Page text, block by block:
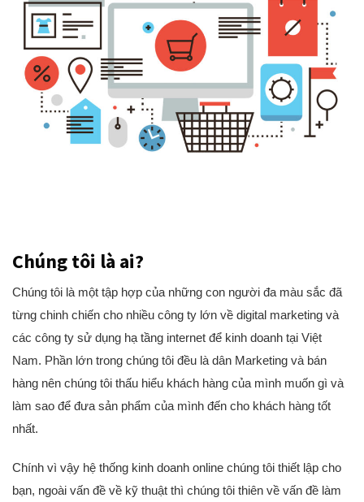
Chúng tôi là ai?
Chúng tôi là một tập hợp của những con người đa màu sắc đã
từng chinh chiến cho nhiều công ty lớn về digital marketing và
các công ty sử dụng hạ tầng internet để kinh doanh tại Việt
Nam. Phần lớn trong chúng tôi đều là dân Marketing và bán
hàng nên chúng tôi thấu hiểu khách hàng của mình muốn gì và
làm sao để đưa sản phẩm của mình đến cho khách hàng tốt
nhất.
Chính vì vậy hệ thống kinh doanh online chúng tôi thiết lập cho
bạn, ngoài vấn đề về kỹ thuật thì chúng tôi thiên về vấn đề làm